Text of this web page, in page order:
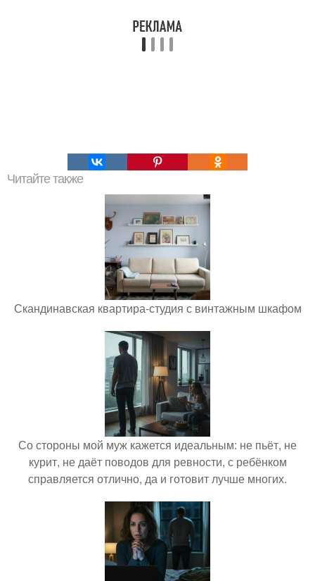
Читайте также
Скандинавская квартира-студия с винтажным шкафом
Со стороны мой муж кажется идеальным: не пьёт, не
курит, не даёт поводов для ревности, с ребёнком
справляется отлично, да и готовит лучше многих.